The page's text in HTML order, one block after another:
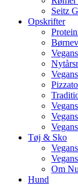
Seitz
Opskrifter
Tøj & Sko
Om
Hund